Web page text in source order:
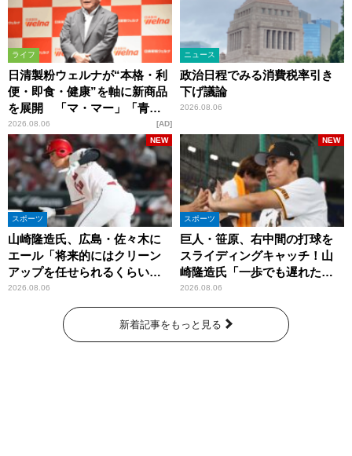
ライフ
日清製粉ウェルナが“本格・利
便・即食・健康”を軸に新商品
を展開 「マ・マー」「青の
洞窟」ブランドを強化
2026.08.06 AD
ニュース
政治日程でみる消費税率引き
下げ議論
2026.08.06
スポーツ
山崎隆造氏、広島・佐々木に
エール「将来的にはクリーン
アップを任せられるくらいま
では成長して」
2026.08.06
NEW
スポーツ
巨人・笹原、右中間の打球を
スライディングキャッチ！山
崎隆造氏「一歩でも遅れた
ら…」
2026.08.06
NEW
新着記事をもっと見る